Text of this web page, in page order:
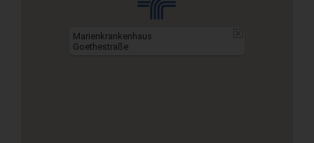
Marienkrankenhaus
Goethestraße